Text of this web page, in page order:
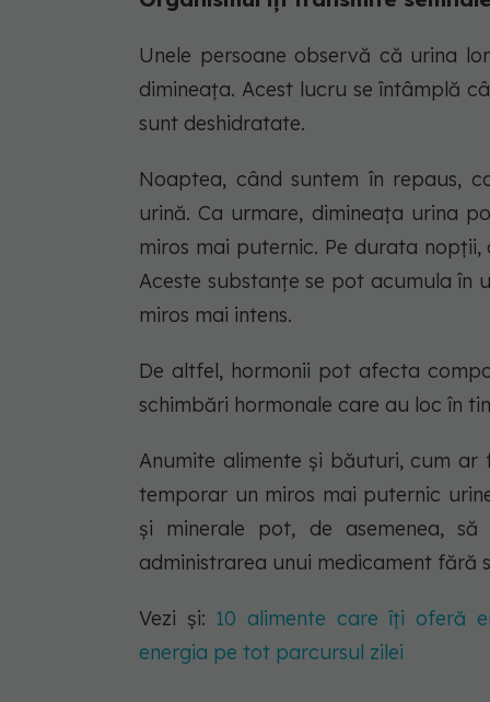
Unele persoane observă că urina
dimineața. Acest lucru se întâmplă
sunt deshidratate.
Noaptea, când suntem în repaus,
urină. Ca urmare, dimineața urina
miros mai puternic. Pe durata
Aceste substanțe se pot acumula în
miros mai intens.
De altfel, hormonii pot afecta
schimbări hormonale care au loc în
Anumite alimente și băuturi, cum
temporar un miros mai puternic
și minerale pot, de asemenea,
administrarea unui medicament fără
Vezi și: 10 alimente care îți oferă
energia pe tot parcursul zilei